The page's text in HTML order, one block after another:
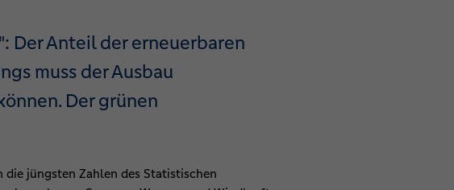
Der Anteil der erneuerbaren
muss der Ausbau
Der grünen
die jüngsten Zahlen des Statistischen